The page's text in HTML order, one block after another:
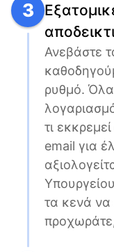
3
Ανεβάστε
ρυθμό.
τι
email για
τα κενά να